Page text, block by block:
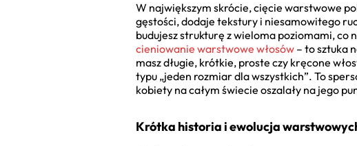
W największym skrócie, cięcie warstwowe
gęstości, dodaje tekstury i niesamowitego
budujesz strukturę z wieloma poziomami, co
cieniowanie warstwowe włosów – to sztuka
masz długie, krótkie, proste czy kręcone
typu „jeden rozmiar dla wszystkich”. To
kobiety na całym świecie oszalały na jego
Krótka historia i ewolucja